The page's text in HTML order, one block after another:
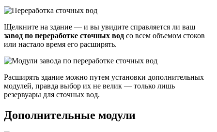
Щелкните на здание — и вы увидите справляется ли ваш
завод по переработке сточных вод со всем объемом стоков
или настало время его расширять.
Расширять здание можно путем установки дополнительных
модулей, правда выбор их не велик — только лишь
резервуары для сточных вод.
Дополнительные модули